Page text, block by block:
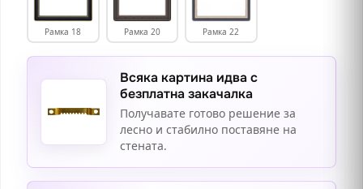
Рамка 18 Рамка 20 Рамка 22
Всяка картина идва с
безплатна закачалка
Получавате готово решение за
лесно и стабилно поставяне на
стената.